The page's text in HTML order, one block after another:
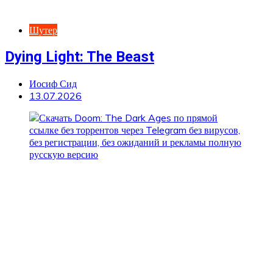
Шутер
Dying Light: The Beast
Иосиф Сид
13.07.2026